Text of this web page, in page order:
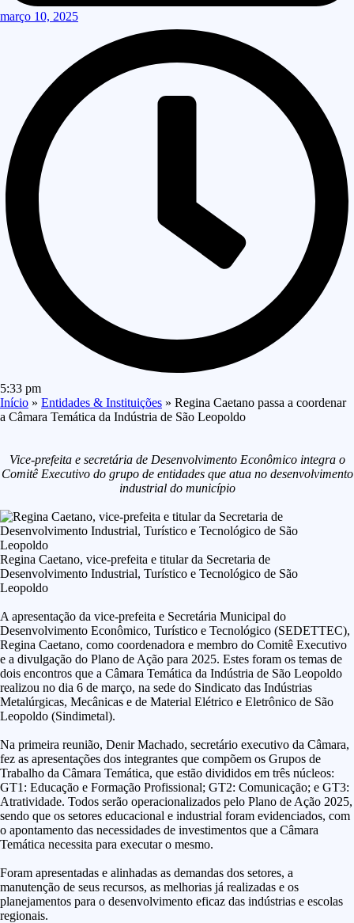
março 10, 2025
5:33 pm
Início » Entidades & Instituições » Regina Caetano passa a coordenar
a Câmara Temática da Indústria de São Leopoldo
Vice-prefeita e secretária de Desenvolvimento Econômico integra o
Comitê Executivo do grupo de entidades que atua no desenvolvimento
industrial do município
Regina Caetano, vice-prefeita e titular da Secretaria de
Desenvolvimento Industrial, Turístico e Tecnológico de São
Leopoldo
A apresentação da vice-prefeita e Secretária Municipal do
Desenvolvimento Econômico, Turístico e Tecnológico (SEDETTEC),
Regina Caetano, como coordenadora e membro do Comitê Executivo
e a divulgação do Plano de Ação para 2025. Estes foram os temas de
dois encontros que a Câmara Temática da Indústria de São Leopoldo
realizou no dia 6 de março, na sede do Sindicato das Indústrias
Metalúrgicas, Mecânicas e de Material Elétrico e Eletrônico de São
Leopoldo (Sindimetal).
Na primeira reunião, Denir Machado, secretário executivo da Câmara,
fez as apresentações dos integrantes que compõem os Grupos de
Trabalho da Câmara Temática, que estão divididos em três núcleos:
GT1: Educação e Formação Profissional; GT2: Comunicação; e GT3:
Atratividade. Todos serão operacionalizados pelo Plano de Ação 2025,
sendo que os setores educacional e industrial foram evidenciados, com
o apontamento das necessidades de investimentos que a Câmara
Temática necessita para executar o mesmo.
Foram apresentadas e alinhadas as demandas dos setores, a
manutenção de seus recursos, as melhorias já realizadas e os
planejamentos para o desenvolvimento eficaz das indústrias e escolas
regionais.